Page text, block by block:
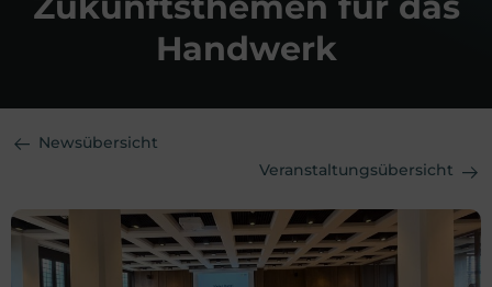
Handwerk
Newsübersicht
Veranstaltungsübersicht